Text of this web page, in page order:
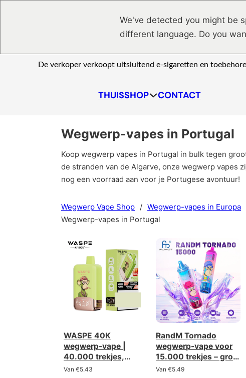
We've detected you might be
different language. Do you
De verkoper verkoopt uitsluitend e-sigaretten en
THUISSHOP CONTACT
Wegwerp-vapes in Portugal
Koop wegwerp vapes in Portugal in bulk tegen
de stranden van de Algarve, onze wegwerp vapes
nog een voorraad aan voor je Portugese avontuur!
Wegwerp Vape Shop / Wegwerp-vapes in Europa
Wegwerp-vapes in Portugal
WASPE 40K
wegwerp-vape |
40.000 trekjes,
dubbele optie, Twins
Van €5.43
RandM Tornado
wegwerp-vape voor
15.000 trekjes – grote
capaciteit, goede
Van€5.49